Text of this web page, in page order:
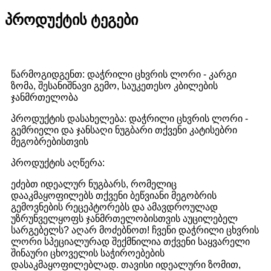
პროდუქტის ტეგები
წარმოგიდგენთ: დაჭრილი ცხვრის ლორი - კარგი
ზომა, შესანიშნავი გემო, საუკეთესო კბილების
ჯანმრთელობა
პროდუქტის დასახელება: დაჭრილი ცხვრის ლორი -
გემრიელი და ჯანსაღი ნუგბარი თქვენი კატისებრი
მეგობრებისთვის
პროდუქტის აღწერა:
ეძებთ იდეალურ ნუგბარს, რომელიც
დააკმაყოფილებს თქვენი ბეწვიანი მეგობრის
გემოვნების რეცეპტორებს და ამავდროულად
უზრუნველყოფს ჯანმრთელობისთვის აუცილებელ
სარგებელს? აღარ მოძებნოთ! ჩვენი დაჭრილი ცხვრის
ლორი სპეციალურად შექმნილია თქვენი საყვარელი
შინაური ცხოველის საჭიროებების
დასაკმაყოფილებლად. თავისი იდეალური ზომით,